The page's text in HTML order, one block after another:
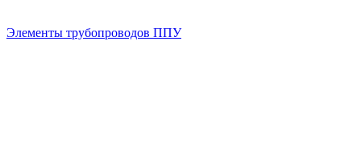
Элементы трубопроводов ППУ